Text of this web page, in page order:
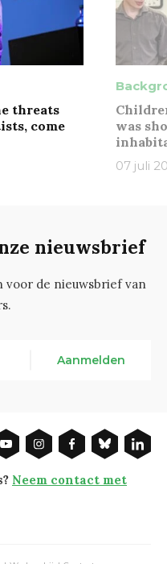
threats
come
was
07 juli
nieuwsbrief
voor de nieuwsbrief van
Aanmelden
Neem contact met